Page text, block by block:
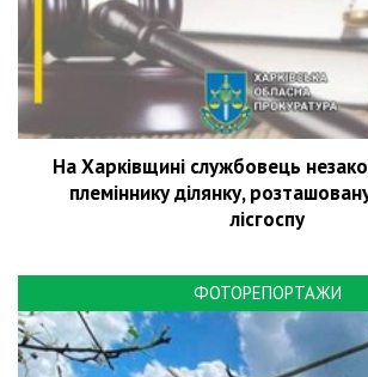
На Харківщині службовець
племіннику ділянку,
лісгоспу
ФОТОРЕПОРТАЖИ